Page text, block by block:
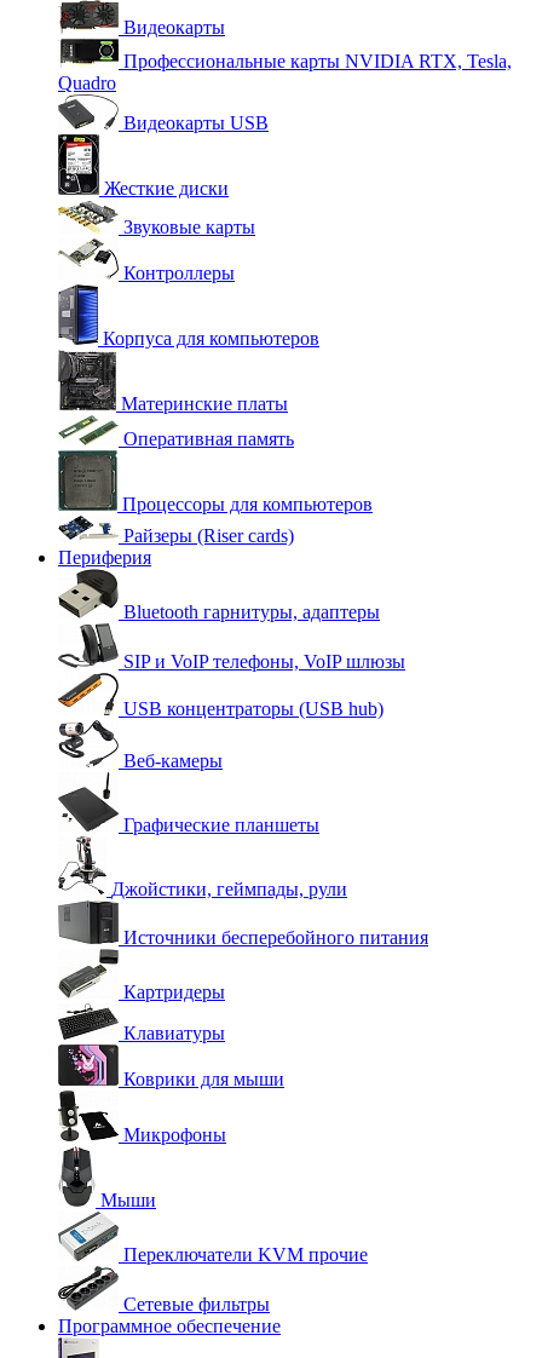
Видеокарты
Профессиональные карты NVIDIA RTX, Tesla,
Quadro
Видеокарты USB
Жесткие диски
Звуковые карты
Контроллеры
Корпуса для компьютеров
Материнские платы
Оперативная память
Процессоры для компьютеров
Райзеры (Riser cards)
Периферия
Bluetooth гарнитуры, адаптеры
SIP и VoIP телефоны, VoIP шлюзы
USB концентраторы (USB hub)
Веб-камеры
Графические планшеты
Джойстики, геймпады, рули
Источники бесперебойного питания
Картридеры
Клавиатуры
Коврики для мыши
Микрофоны
Мыши
Переключатели KVM прочие
Сетевые фильтры
Программное обеспечение